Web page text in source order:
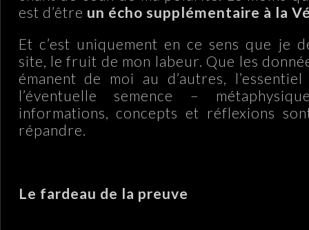
est d’être un écho supplémentaire à la
Et c’est uniquement en ce sens que je
site, le fruit de mon labeur. Que les
émanent de moi au d’autres,
l’éventuelle semence –
informations, concepts et réflexions
répandre.
Le fardeau de la preuve